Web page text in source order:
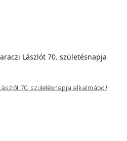
70. születésnapja alkalmából!